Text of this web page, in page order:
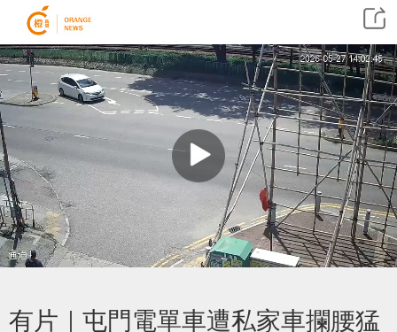
有片｜屯門電單車遭私家車攔腰猛